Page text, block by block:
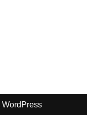
WordPress